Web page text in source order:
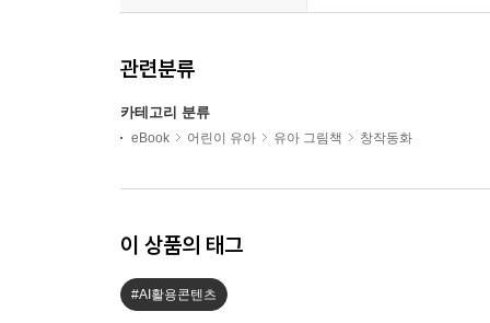
관련분류
카테고리 분류
eBook 어린이 유아 유아 그림책 창작동화
이 상품의 태그
#AI활용콘텐츠